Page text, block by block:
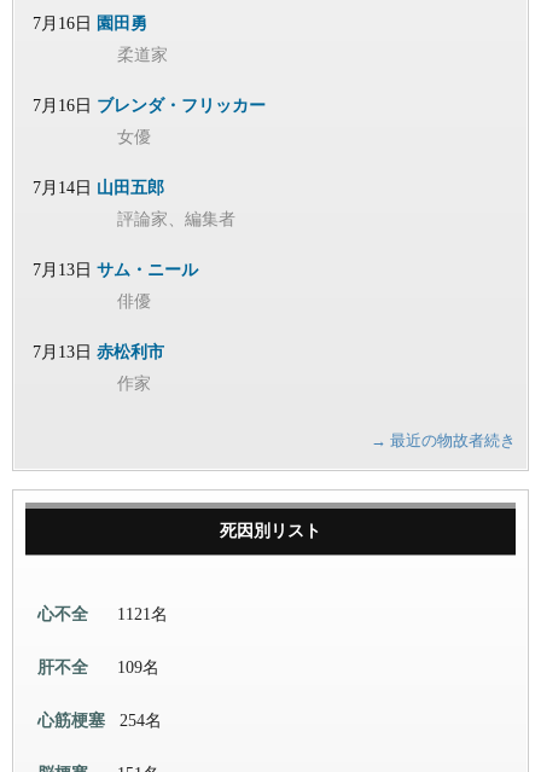
7月16日 園田勇
柔道家
7月16日 ブレンダ・フリッカー
女優
7月14日 山田五郎
評論家、編集者
7月13日 サム・ニール
俳優
7月13日 赤松利市
作家
→ 最近の物故者続き
死因別リスト
心不全 1121名
肝不全 109名
心筋梗塞 254名